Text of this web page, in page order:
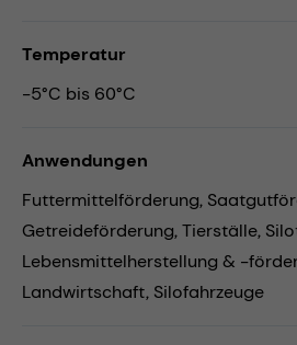
Temperatur
-5°C bis 60°C
Anwendungen
Futtermittelförderung,
Getreideförderung,Tierställe,
Lebensmittelherstellung & -
Landwirtschaft, Silofahrzeuge